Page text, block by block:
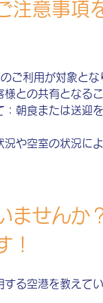
注意事項
ご利用が対象とな
との共有となる
：朝食または送迎
況や空室の状況に
ません
！
る空港を教えて